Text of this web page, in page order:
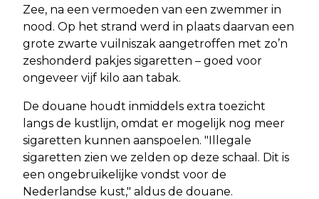
Zee, na een vermoeden van een zwemmer in
nood. Op het strand werd in plaats daarvan een
grote zwarte vuilniszak aangetroffen met zo’n
zeshonderd pakjes sigaretten – goed voor
ongeveer vijf kilo aan tabak.
De douane houdt inmiddels extra toezicht
langs de kustlijn, omdat er mogelijk nog meer
sigaretten kunnen aanspoelen. "Illegale
sigaretten zien we zelden op deze schaal. Dit is
een ongebruikelijke vondst voor de
Nederlandse kust," aldus de douane.